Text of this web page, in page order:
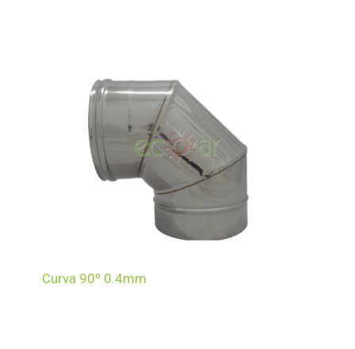
Curva 90º 0.4mm